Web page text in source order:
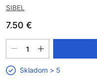
SIBEL
7.50 €
Skladom > 5